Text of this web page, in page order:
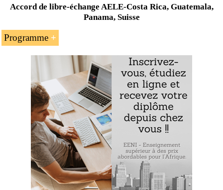
Accord de libre-échange AELE-Costa Rica, Guatemala,
Panama, Suisse
Programme
L’introduction à l’accord de libre-échange
Amérique centrale-Association européenne de
libre-échange (AELE)
Les sujets inclus dans l’accord commercial
Amérique centrale-AELE
Le commerce international entre les pays
d’Amérique centrale (le Costa Rica, le Guatemala,
le Panama) et les pays de l’AELE (l’Islande, le
Liechtenstein, la Norvège et laSuisse)
Exemple : l’accord Amérique centrale-Association